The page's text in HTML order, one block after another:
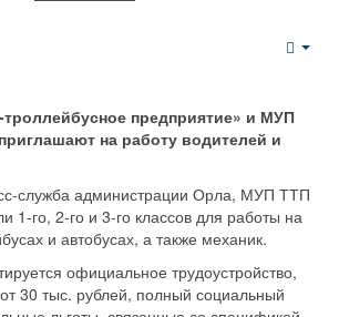
предприятие» и МУП
на работу водителей и
служба администрации Орла, МУП ТТП
1-го, 2-го и 3-го классов для работы на
и автобусах, а также механик.
официальное трудоустройство,
30 тыс. рублей, полный социальный